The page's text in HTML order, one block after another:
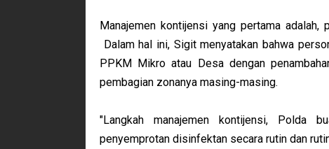
Manajemen kontijensi yang pertama adalah,
Dalam hal ini, Sigit menyatakan bahwa
PPKM Mikro atau Desa dengan
pembagian zonanya masing-masing.
"Langkah manajemen kontijensi, Polda
penyemprotan disinfektan secara rutin dan